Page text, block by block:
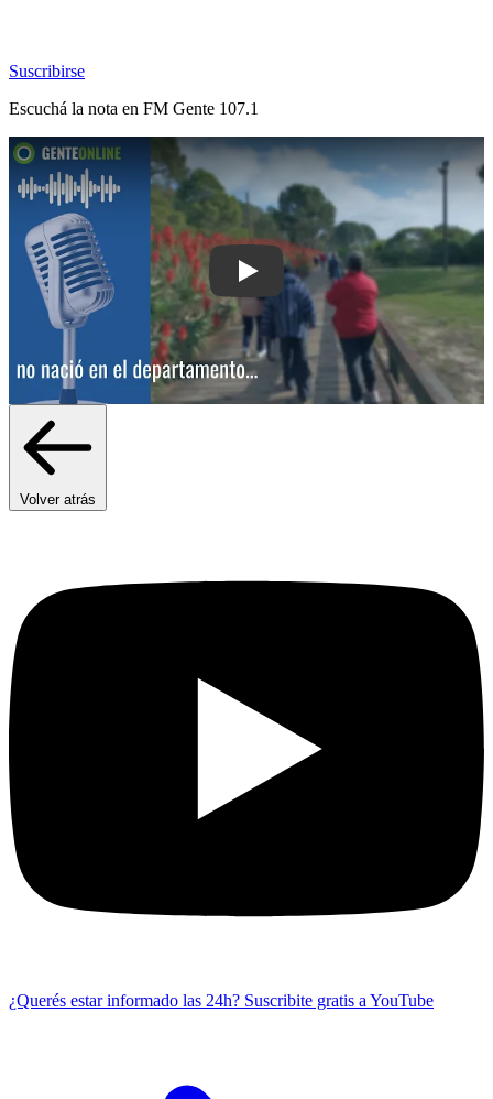
Suscribirse
Escuchá la nota en FM Gente 107.1
Play: El 46% de los residentes del
Volver atrás
¿Querés estar informado las 24h? Suscribite gratis a YouTube